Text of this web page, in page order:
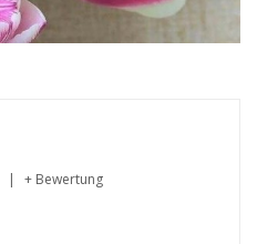
+ Bewertung